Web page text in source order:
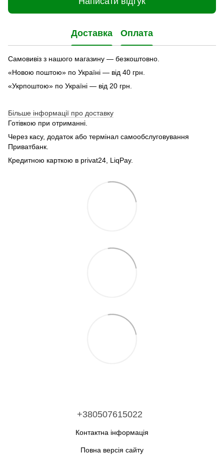
Доставка Оплата
Самовивіз з нашого магазину — безкоштовно.
«Новою поштою» по Україні — від 40 грн.
«Укрпоштою» по Україні — від 20 грн.
Більше інформації про доставку
Готівкою при отриманні.
Через касу, додаток або термінал самообслуговування
Приватбанк.
Кредитною карткою в privat24, LiqPay.
+380507615022
Контактна інформація
Повна версія сайту